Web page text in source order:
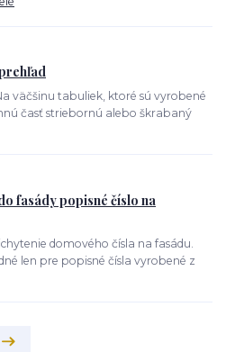
väčšinu tabuliek, ktoré sú vyrobené
časť striebornú alebo škrabaný
fasády popisné číslo na
domového čísla na fasádu.
len pre popisné čísla vyrobené z